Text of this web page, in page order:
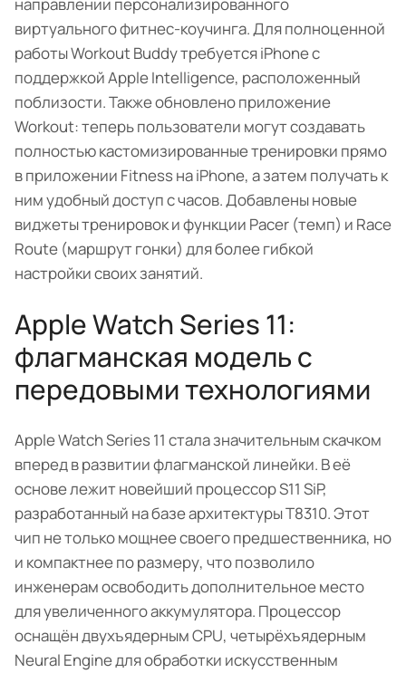
виртуального фитнес-коучинга. Для полноценной
работы Workout Buddy требуется iPhone с
поддержкой Apple Intelligence, расположенный
поблизости. Также обновлено приложение
Workout: теперь пользователи могут создавать
полностью кастомизированные тренировки прямо
в приложении Fitness на iPhone, а затем получать к
ним удобный доступ с часов. Добавлены новые
виджеты тренировок и функции Pacer (темп) и Race
Route (маршрут гонки) для более гибкой
настройки своих занятий.
Apple Watch Series 11:
флагманская модель с
передовыми технологиями
Apple Watch Series 11 стала значительным скачком
вперед в развитии флагманской линейки. В её
основе лежит новейший процессор S11 SiP,
разработанный на базе архитектуры T8310. Этот
чип не только мощнее своего предшественника, но
и компактнее по размеру, что позволило
инженерам освободить дополнительное место
для увеличенного аккумулятора. Процессор
оснащён двухъядерным CPU, четырёхъядерным
Neural Engine для обработки искусственным